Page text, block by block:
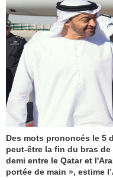
Des mots prononcés le 5
peut-être la fin du bras
demi entre le Qatar et
portée de main », estime